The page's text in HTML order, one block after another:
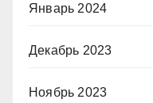
Январь 2024
Декабрь 2023
Ноябрь 2023